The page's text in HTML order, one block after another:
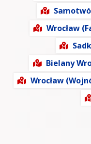
Wrocław
Bielany
Wrocław